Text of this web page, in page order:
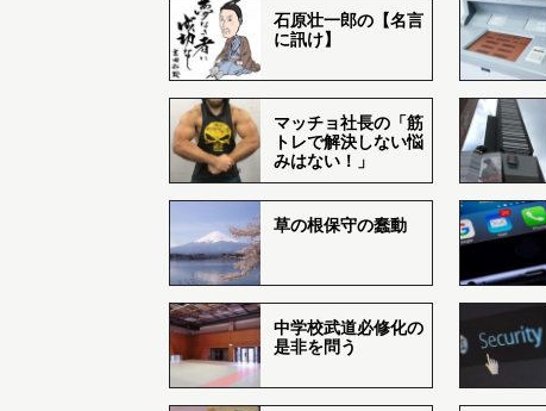
石原壮一郎の【名言
に訊け】
マッチョ社長の「筋
トレで解決しない悩
みはない！」
草の根保守の蠢動
中学校武道必修化の
是非を問う